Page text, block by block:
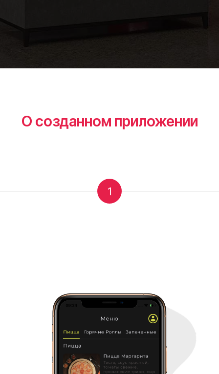
О созданном приложении
1